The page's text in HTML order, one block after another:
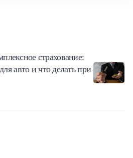
страхование:
авто и что делать при